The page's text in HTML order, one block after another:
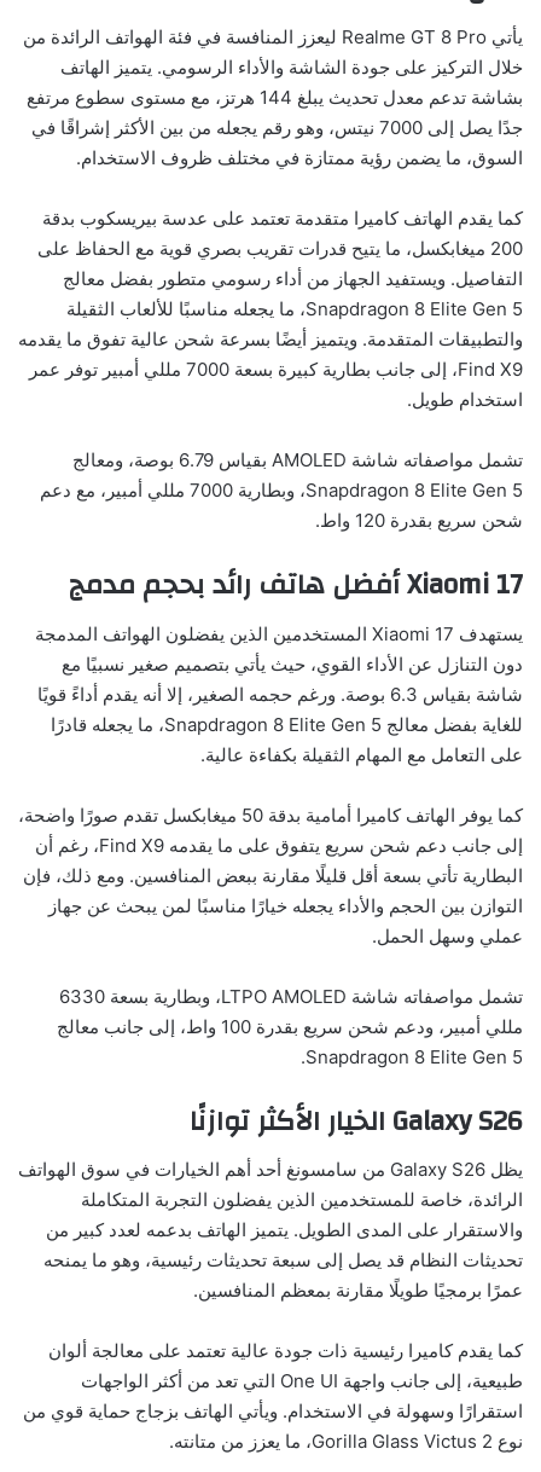
يأتي Realme GT 8 Pro ليعزز المنافسة في فئة الهواتف الرائدة من
خلال التركيز على جودة الشاشة والأداء الرسومي. يتميز الهاتف
بشاشة تدعم معدل تحديث يبلغ 144 هرتز، مع مستوى سطوع مرتفع
جدًا يصل إلى 7000 نيتس، وهو رقم يجعله من بين الأكثر إشراقًا في
السوق، ما يضمن رؤية ممتازة في مختلف ظروف الاستخدام.
كما يقدم الهاتف كاميرا متقدمة تعتمد على عدسة بيريسكوب بدقة
200 ميغابكسل، ما يتيح قدرات تقريب بصري قوية مع الحفاظ على
التفاصيل. ويستفيد الجهاز من أداء رسومي متطور بفضل معالج
Snapdragon 8 Elite Gen 5، ما يجعله مناسبًا للألعاب الثقيلة
والتطبيقات المتقدمة. ويتميز أيضًا بسرعة شحن عالية تفوق ما يقدمه
Find X9، إلى جانب بطارية كبيرة بسعة 7000 مللي أمبير توفر عمر
استخدام طويل.
تشمل مواصفاته شاشة AMOLED بقياس 6.79 بوصة، ومعالج
Snapdragon 8 Elite Gen 5، وبطارية 7000 مللي أمبير، مع دعم
شحن سريع بقدرة 120 واط.
Xiaomi 17 أفضل هاتف رائد بحجم مدمج
يستهدف Xiaomi 17 المستخدمين الذين يفضلون الهواتف المدمجة
دون التنازل عن الأداء القوي، حيث يأتي بتصميم صغير نسبيًا مع
شاشة بقياس 6.3 بوصة. ورغم حجمه الصغير، إلا أنه يقدم أداءً قويًا
للغاية بفضل معالج Snapdragon 8 Elite Gen 5، ما يجعله قادرًا
على التعامل مع المهام الثقيلة بكفاءة عالية.
كما يوفر الهاتف كاميرا أمامية بدقة 50 ميغابكسل تقدم صورًا واضحة،
إلى جانب دعم شحن سريع يتفوق على ما يقدمه Find X9، رغم أن
البطارية تأتي بسعة أقل قليلًا مقارنة ببعض المنافسين. ومع ذلك، فإن
التوازن بين الحجم والأداء يجعله خيارًا مناسبًا لمن يبحث عن جهاز
عملي وسهل الحمل.
تشمل مواصفاته شاشة LTPO AMOLED، وبطارية بسعة 6330
مللي أمبير، ودعم شحن سريع بقدرة 100 واط، إلى جانب معالج
Snapdragon 8 Elite Gen 5.
Galaxy S26 الخيار الأكثر توازنًا
يظل Galaxy S26 من سامسونغ أحد أهم الخيارات في سوق الهواتف
الرائدة، خاصة للمستخدمين الذين يفضلون التجربة المتكاملة
والاستقرار على المدى الطويل. يتميز الهاتف بدعمه لعدد كبير من
تحديثات النظام قد يصل إلى سبعة تحديثات رئيسية، وهو ما يمنحه
عمرًا برمجيًا طويلًا مقارنة بمعظم المنافسين.
كما يقدم كاميرا رئيسية ذات جودة عالية تعتمد على معالجة ألوان
طبيعية، إلى جانب واجهة One UI التي تعد من أكثر الواجهات
استقرارًا وسهولة في الاستخدام. ويأتي الهاتف بزجاج حماية قوي من
نوع Gorilla Glass Victus 2، ما يعزز من متانته.